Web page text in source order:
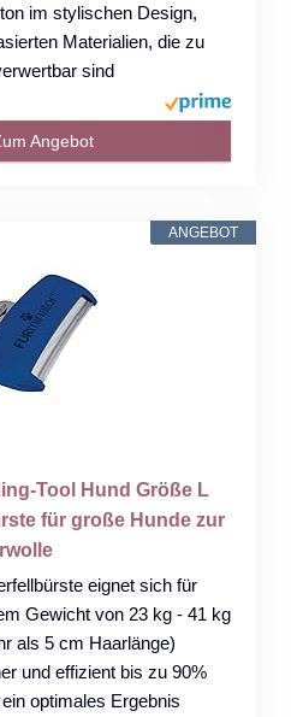
im stylischen Design,
Materialien, die zu
sind
Angebot
ANGEBOT
Tool Hund Größe L
für große Hunde zur
eignet sich für
Gewicht von 23 kg - 41 kg
als 5 cm Haarlänge)
und effizient bis zu 90%
optimales Ergebnis